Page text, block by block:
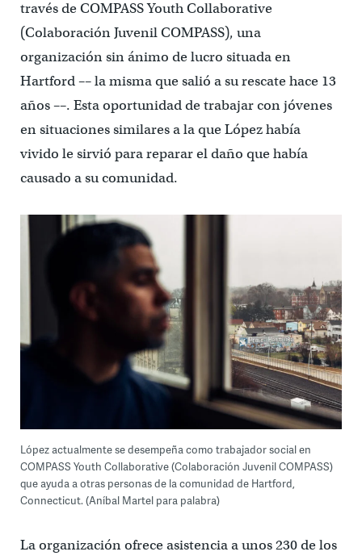
través de COMPASS Youth Collaborative
(Colaboración Juvenil COMPASS), una
organización sin ánimo de lucro situada en
Hartford –– la misma que salió a su rescate hace 13
años ––. Esta oportunidad de trabajar con jóvenes
en situaciones similares a la que López había
vivido le sirvió para reparar el daño que había
causado a su comunidad.
López actualmente se desempeña como trabajador social en
COMPASS Youth Collaborative (Colaboración Juvenil COMPASS)
que ayuda a otras personas de la comunidad de Hartford,
Connecticut. (Aníbal Martel para palabra)
La organización ofrece asistencia a unos 230 de los